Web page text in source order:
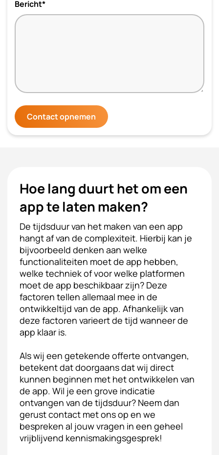
Bericht*
Contact opnemen
Hoe lang duurt het om een
app te laten maken?
De tijdsduur van het maken van een app
hangt af van de complexiteit. Hierbij kan je
bijvoorbeeld denken aan welke
functionaliteiten moet de app hebben,
welke techniek of voor welke platformen
moet de app beschikbaar zijn? Deze
factoren tellen allemaal mee in de
ontwikkeltijd van de app. Afhankelijk van
deze factoren varieert de tijd wanneer de
app klaar is.
Als wij een getekende offerte ontvangen,
betekent dat doorgaans dat wij direct
kunnen beginnen met het ontwikkelen van
de app. Wil je een grove indicatie
ontvangen van de tijdsduur? Neem dan
gerust contact met ons op en we
bespreken al jouw vragen in een geheel
vrijblijvend kennismakingsgesprek!